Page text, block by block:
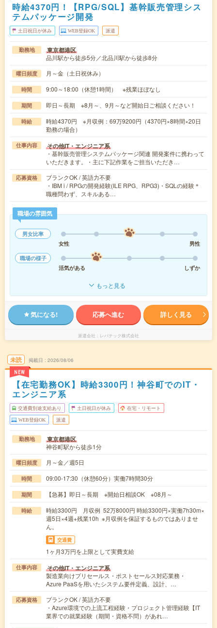
時給4370円！【RPG/SQL】基幹販売管理シス
テムパッケージ開発
土日祝日が休み WEB登録OK 派遣
勤務地 東京都港区
品川駅から徒歩5分／北品川駅から徒歩8分
曜日頻度 月～金（土日祝休み）
時間 9:00～18:00（休憩1時間） ※残業ほぼなし
期間 即日～長期 ※8月～、9月～など開始日ご相談ください！
時給
時給4370円 ※月収例：69万9200円（4370円×8時間×20日
勤務の場合）
仕事内容 その他IT・エンジニア系
・基幹販売管理システムパッケージ関連 開発案件に携わって
いただきます。・主に下記作業をご担当いただき…
応募資格
ブランクOK / 英語力不要
・IBM i / RPGの開発経験(ILE RPG、RPG3)・SQLの経験＊
職種問わず、スキルある…
職場の雰囲気
男女比率
女性
男性
職場の様子
活気がある
しずか
もっと見る
気になる! 応募へ進む 詳しく見る
派遣会社 レバテック株式会社
未読
NEW
掲載日 2026/08/06
【在宅勤務OK】時給3300円！神谷町でのIT・
エンジニア系
交通費別途支給あり 土日祝日が休み 在宅・リモート
WEB登録OK 派遣
勤務地 東京都港区
神谷町駅から徒歩1分
曜日頻度 月～金／週5日
時間 09:00-17:30（休憩60分）実働7時間30分
期間 【急募】即日～長期 ※開始日相談OK ※08月～
時給
時給3300円 月収例 52万8000円 時給3300円×実働7h30m×
週5日×4週+残業10h ※月収例を保証するものではありませ
ん。
交通費
1ヶ月3万円を上限として実費支給
仕事内容 その他IT・エンジニア系
製造業向けプリセールス・ポストセールス対応業務・
Azure PaaSを用いたシステム要件定義、設計、…
応募資格
ブランクOK / 英語力不要
・Azure環境での上流工程経験・プロジェクト管理経験【IT
業界での就業経験（期間・資格不問）があれ…